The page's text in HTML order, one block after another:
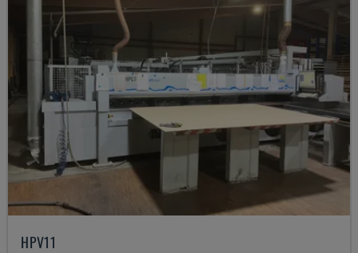
HPV11